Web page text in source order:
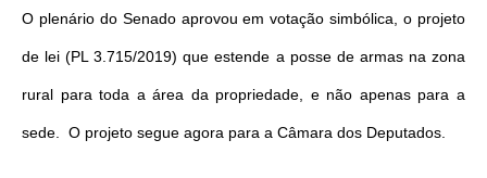
O plenário do Senado aprovou em votação simbólica, o projeto
de lei (PL 3.715/2019) que estende a posse de armas na zona
rural para toda a área da propriedade, e não apenas para a
sede. O projeto segue agora para a Câmara dos Deputados.